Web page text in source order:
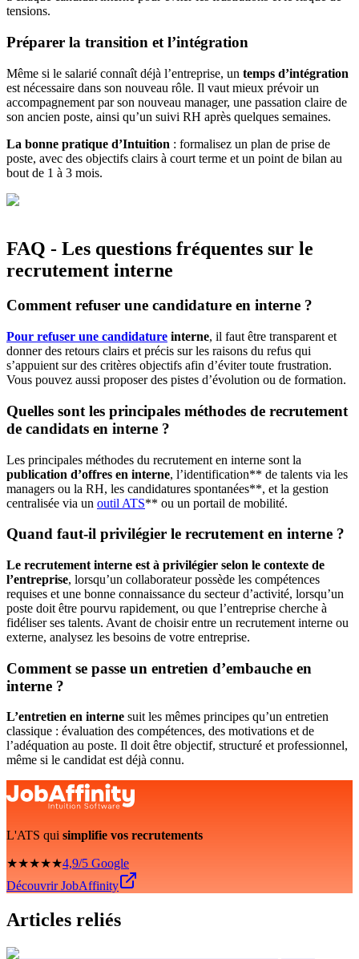
tensions.
Préparer la transition et l’intégration
Même si le salarié connaît déjà l’entreprise, un temps d’intégration
est nécessaire dans son nouveau rôle. Il vaut mieux prévoir un
accompagnement par son nouveau manager, une passation claire de
son ancien poste, ainsi qu’un suivi RH après quelques semaines.
La bonne pratique d’Intuition : formalisez un plan de prise de
poste, avec des objectifs clairs à court terme et un point de bilan au
bout de 1 à 3 mois.
FAQ - Les questions fréquentes sur le
recrutement interne
Comment refuser une candidature en interne ?
Pour refuser une candidature interne, il faut être transparent et
donner des retours clairs et précis sur les raisons du refus qui
s’appuient sur des critères objectifs afin d’éviter toute frustration.
Vous pouvez aussi proposer des pistes d’évolution ou de formation.
Quelles sont les principales méthodes de recrutement
de candidats en interne ?
Les principales méthodes du recrutement en interne sont la
publication d’offres en interne, l’identification** de talents via les
managers ou la RH, les candidatures spontanées**, et la gestion
centralisée via un outil ATS** ou un portail de mobilité.
Quand faut-il privilégier le recrutement en interne ?
Le recrutement interne est à privilégier selon le contexte de
l’entreprise, lorsqu’un collaborateur possède les compétences
requises et une bonne connaissance du secteur d’activité, lorsqu’un
poste doit être pourvu rapidement, ou que l’entreprise cherche à
fidéliser ses talents. Avant de choisir entre un recrutement interne ou
externe, analysez les besoins de votre entreprise.
Comment se passe un entretien d’embauche en
interne ?
L’entretien en interne suit les mêmes principes qu’un entretien
classique : évaluation des compétences, des motivations et de
l’adéquation au poste. Il doit être objectif, structuré et professionnel,
même si le candidat est déjà connu.
L'ATS qui simplifie vos recrutements
★★★★★4,9/5 Google
Découvrir JobAffinity
Articles reliés